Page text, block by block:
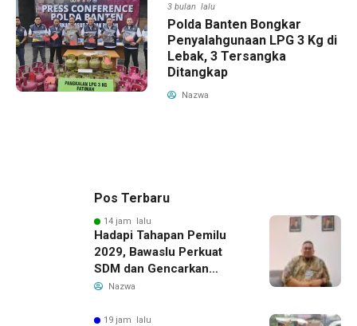
3 bulan lalu
Polda Banten Bongkar
Penyalahgunaan LPG 3 Kg di
Lebak, 3 Tersangka
Ditangkap
Nazwa
Pos Terbaru
14 jam lalu
Hadapi Tahapan Pemilu
2029, Bawaslu Perkuat
SDM dan Gencarkan
Pendidikan Demokrasi
Nazwa
19 jam lalu